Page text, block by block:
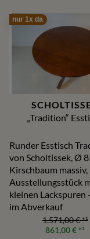
nur 1x da
„Tradition“
Runder Esstisch
von Scholtissek, Ø
Kirschbaum massiv,
Ausstellungsstück
kleinen Lackspuren
im Abverkauf
1.571,00 €*¹
861,00 €*¹